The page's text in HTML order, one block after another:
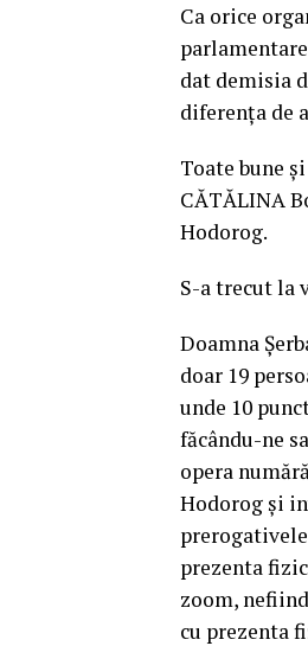
Ca orice
dat demisia
diferența de
Toate bune
CĂTĂLINA
Hodorog.
S-a trecut la
Doamna
doar 19
unde 10
făcându-ne
opera
Hodorog și
prezenta
zoom,
cu prezenta